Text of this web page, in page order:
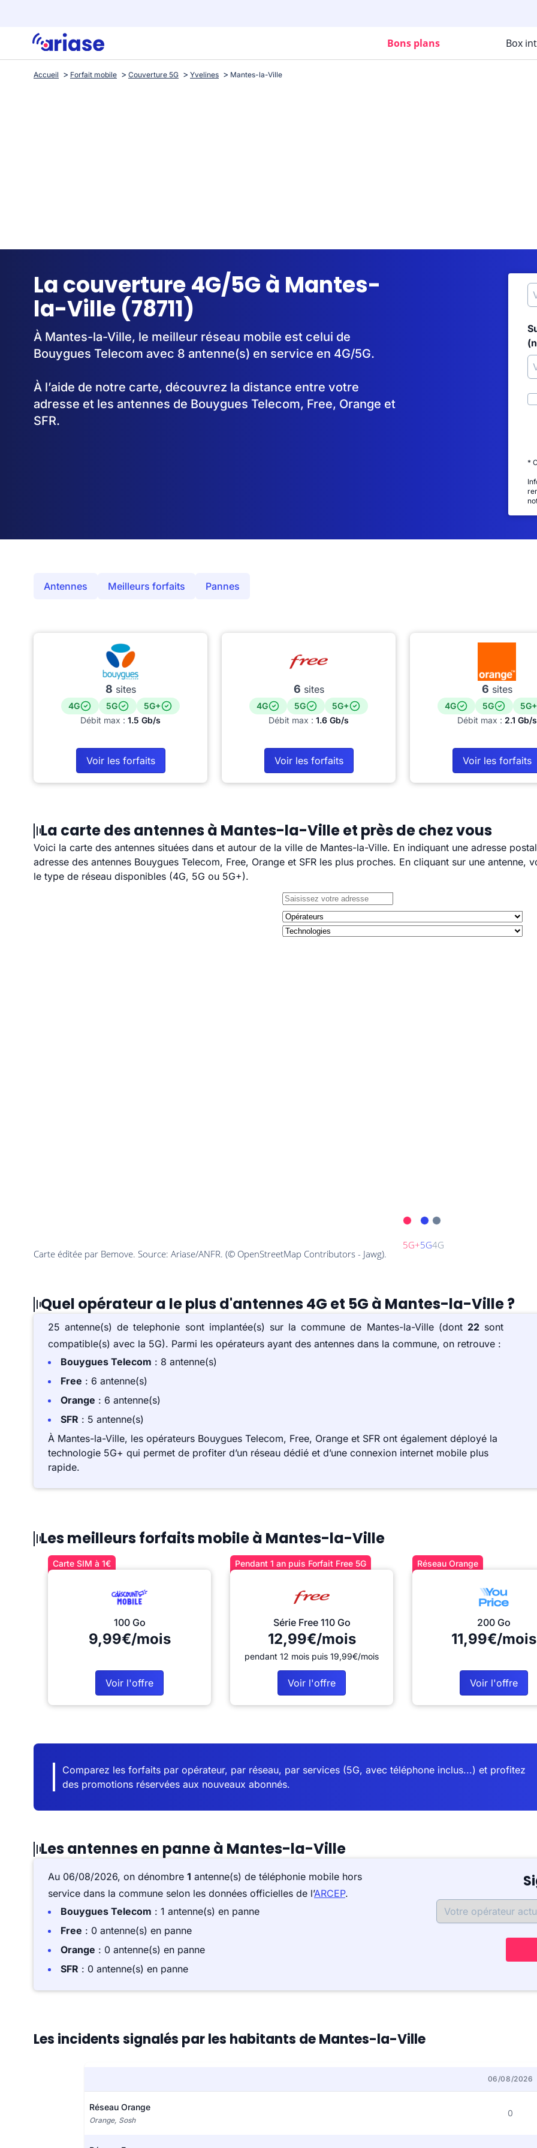
Bons plans Box
Accueil Forfait mobile Couverture 5G Yvelines Mantes-la-Ville
La couverture 4G/5G à Mantes-
la-Ville (78711)
À Mantes-la-Ville, le meilleur réseau mobile est celui de
Bouygues Telecom avec 8 antenne(s) en service en 4G/5G.
À l’aide de notre carte, découvrez la distance entre votre
adresse et les antennes de Bouygues Telecom, Free, Orange et
SFR.
*
Antennes Meilleurs forfaits Pannes
8 sites
4G 5G
5G+
Débit max : 1.5 Gb/s
Voir les forfaits
6 sites
4G 5G
5G+
Débit max : 1.6 Gb/s
Voir les forfaits
6 sites
4G 5G
5G+
Débit max : 2.1 Gb/s
Voir les forfaits
La carte des antennes à Mantes-la-Ville et près de chez vous
Voici la carte des antennes situées dans et autour de la ville de Mantes-la-Ville. En indiquant une adresse
adresse des antennes Bouygues Telecom, Free, Orange et SFR les plus proches. En cliquant sur une
le type de réseau disponibles (4G, 5G ou 5G+).
Quel opérateur a le plus d'antennes 4G et 5G à Mantes-la-Ville ?
25 antenne(s) de telephonie sont implantée(s) sur la commune de Mantes-la-Ville (dont 22sont
compatible(s) avec la 5G). Parmi les opérateurs ayant des antennes dans la commune, on retrouve :
Bouygues Telecom : 8 antenne(s)
Free : 6 antenne(s)
Orange : 6 antenne(s)
SFR : 5 antenne(s)
À Mantes-la-Ville, les opérateurs Bouygues Telecom, Free, Orange et SFR ont également déployé la
technologie 5G+ qui permet de profiter d’un réseau dédié et d’une connexion internet mobile plus
rapide.
Les meilleurs forfaits mobile à Mantes-la-Ville
Carte SIM à 1€
100 Go
9,99€/mois
Voir l'offre
Pendant 1 an puis Forfait Free 5G
Série Free 110 Go
12,99€/mois
pendant 12 mois puis 19,99€/mois
Voir l'offre
Réseau Orange
200 Go
11,99€/mois
Voir l'offre
Comparez les forfaits par opérateur, par réseau, par services (5G, avec téléphone inclus...) et profitez
des promotions réservées aux nouveaux abonnés.
Les antennes en panne à Mantes-la-Ville
Au 06/08/2026, on dénombre 1 antenne(s) de téléphonie mobile hors
service dans la commune selon les données officielles de l’ARCEP.
Bouygues Telecom : 1 antenne(s) en panne
Free : 0 antenne(s) en panne
Orange : 0 antenne(s) en panne
SFR : 0 antenne(s) en panne
Les incidents signalés par les habitants de Mantes-la-Ville
06/08/2026
Réseau Orange
Orange, Sosh
0